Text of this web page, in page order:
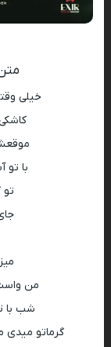
خیلی
با
من
شب با
گرماتو